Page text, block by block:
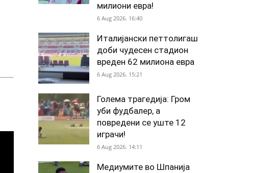
милиони евра!
6 Aug 2026. 16:40
Италијански петтолигаш
доби чудесен стадион
вреден 62 милиона евра
6 Aug 2026. 15:21
Голема трагедија: Гром
уби фудбалер, а
повредени се уште 12
играчи!
6 Aug 2026. 14:11
Медиумите во Шпанија